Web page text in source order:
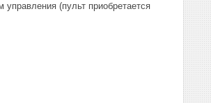
(пульт приобретается